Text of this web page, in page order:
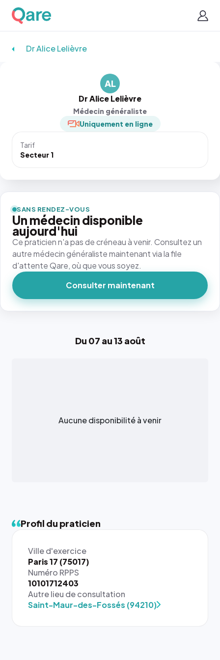
Dr Alice Lelièvre
AL
Dr Alice Lelièvre
Médecin généraliste
Uniquement en ligne
Tarif
Secteur 1
Du 07 au 13 août
Aucune disponibilité à venir
Profil du praticien
Ville d'exercice
Paris 17 (75017)
Numéro RPPS
10101712403
Autre lieu de consultation
Saint-Maur-des-Fossés (94210)
SANS RENDEZ-VOUS
Un médecin disponible
aujourd'hui
Ce praticien n'a pas de créneau à venir. Consultez un
autre médecin généraliste maintenant via la file
d'attente Qare, où que vous soyez.
Consulter maintenant
{# 40×40
: la taille
rendue par
`.profile-